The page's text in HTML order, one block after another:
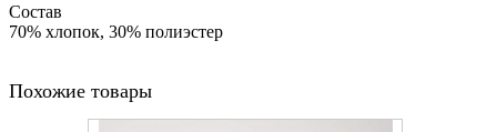
Состав
70% хлопок, 30% полиэстер
Похожие товары